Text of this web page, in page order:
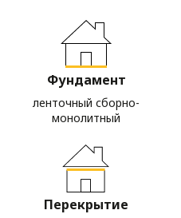
Фундамент
ленточный сборно-
монолитный
Перекрытие